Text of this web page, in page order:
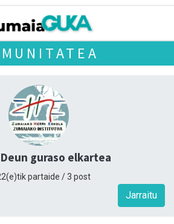
guraso elkartea
partaide / 3 post
Jarraitu